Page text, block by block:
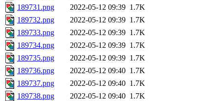
189731.png
2022-05-12 09:39 1.7K
189732.png
2022-05-12 09:39 1.7K
189733.png
2022-05-12 09:39 1.7K
189734.png
2022-05-12 09:39 1.7K
189735.png
2022-05-12 09:39 1.7K
189736.png
2022-05-12 09:40 1.7K
189737.png
2022-05-12 09:40 1.7K
189738.png
2022-05-12 09:40 1.7K